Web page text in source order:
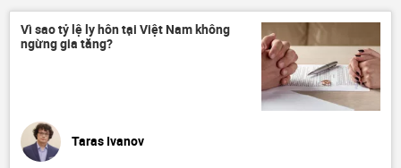
Vì sao tỷ lệ ly hôn tại Việt Nam không
ngừng gia tăng?
Taras Ivanov